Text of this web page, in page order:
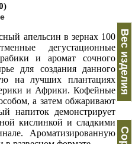
апельсин в зернах 100
дегустационные
и аромат сочного
для создания данного
на лучших плантациях
и Африки. Кофейные
а затем обжаривают
напиток демонстрирует
кислинкой и сладкими
Ароматизированную
Вес изделия